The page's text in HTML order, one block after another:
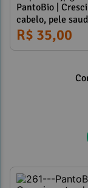
Referências:
PantoBio |
cabelo, pele
unhas fortes 60
R$ 35,00